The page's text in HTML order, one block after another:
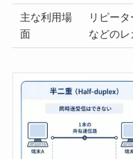
主な利用場
面
リピー
などのレ